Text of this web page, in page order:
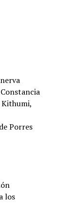
Kithumi,
Porres
los